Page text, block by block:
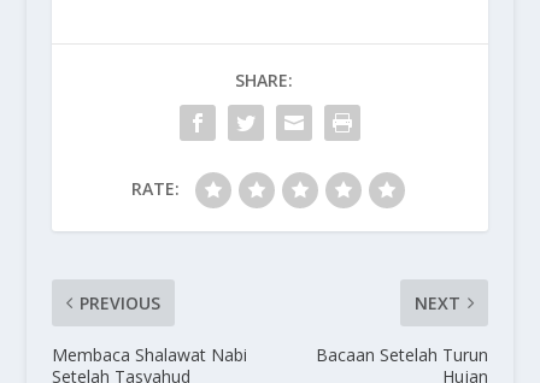
SHARE:
RATE:
PREVIOUS
Membaca Shalawat Nabi
Setelah Tasyahud
NEXT
Bacaan Setelah Turun
Hujan